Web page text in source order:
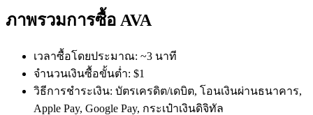
ฟิวเจอร์ส COIN-M
ฟิวเจอร์สสกุลเงินดิจิทัล
ภาพรวมการซื้อ AVA
เวลาซื้อโดยประมาณ: ~3 นาที
จำนวนเงินซื้อขั้นต่ำ: $1
วิธีการชำระเงิน: บัตรเครดิต/เดบิต, โอนเงินผ่านธนาคาร,
Apple Pay, Google Pay, กระเป๋าเงินดิจิทัล